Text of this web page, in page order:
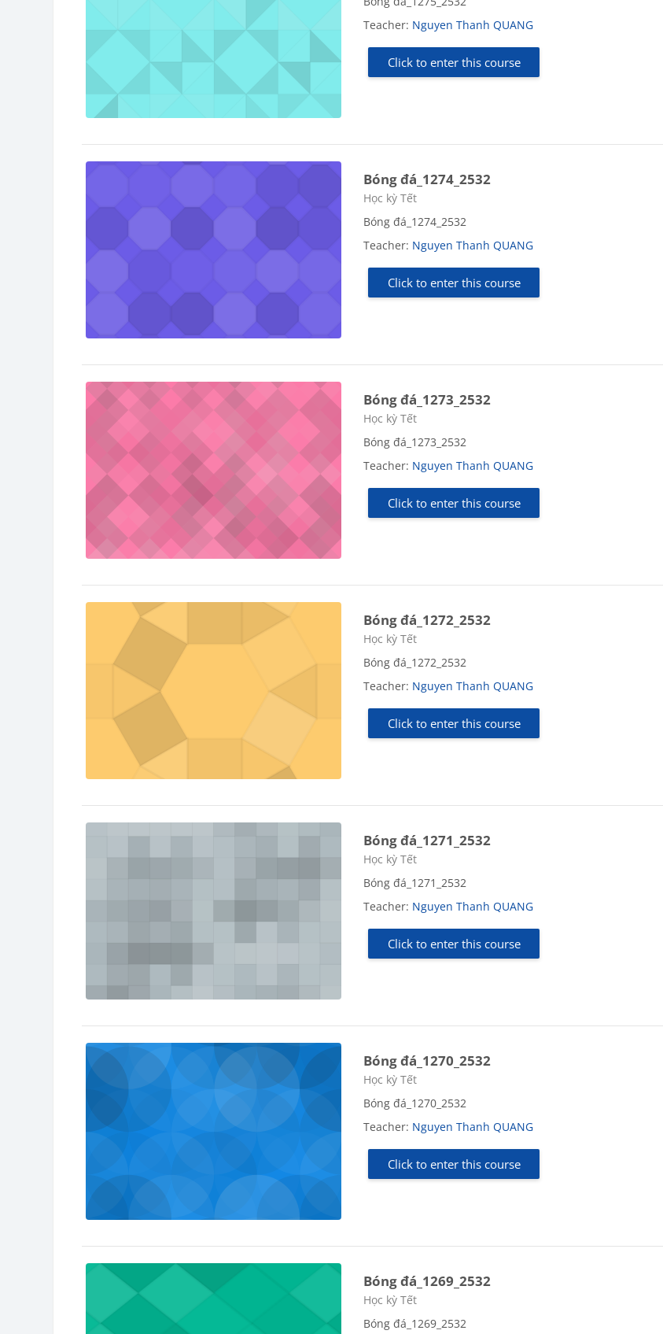
Teacher: Nguyen Thanh QUANG
Click to enter this course
Bóng đá_1274_2532
Course category
Học kỳ Tết
Bóng đá_1274_2532
Teacher: Nguyen Thanh QUANG
Click to enter this course
Bóng đá_1273_2532
Course category
Học kỳ Tết
Bóng đá_1273_2532
Teacher: Nguyen Thanh QUANG
Click to enter this course
Bóng đá_1272_2532
Course category
Học kỳ Tết
Bóng đá_1272_2532
Teacher: Nguyen Thanh QUANG
Click to enter this course
Bóng đá_1271_2532
Course category
Học kỳ Tết
Bóng đá_1271_2532
Teacher: Nguyen Thanh QUANG
Click to enter this course
Bóng đá_1270_2532
Course category
Học kỳ Tết
Bóng đá_1270_2532
Teacher: Nguyen Thanh QUANG
Click to enter this course
Bóng đá_1269_2532
Course category
Học kỳ Tết
Bóng đá_1269_2532